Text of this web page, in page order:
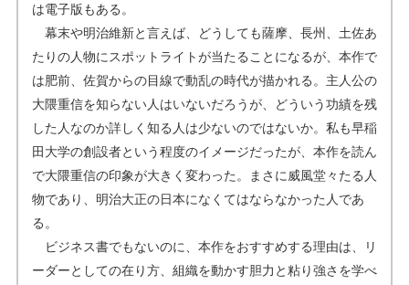
は電子版もある。
幕末や明治維新と言えば、どうしても薩摩、長州、土佐あ
たりの人物にスポットライトが当たることになるが、本作で
は肥前、佐賀からの目線で動乱の時代が描かれる。主人公の
大隈重信を知らない人はいないだろうが、どういう功績を残
した人なのか詳しく知る人は少ないのではないか。私も早稲
田大学の創設者という程度のイメージだったが、本作を読ん
で大隈重信の印象が大きく変わった。まさに威風堂々たる人
物であり、明治大正の日本になくてはならなかった人であ
る。
ビジネス書でもないのに、本作をおすすめする理由は、リ
ーダーとしての在り方、組織を動かす胆力と粘り強さを学べ